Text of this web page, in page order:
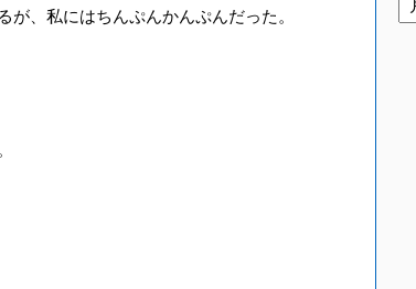
、私にはちんぷんかんぷんだった。